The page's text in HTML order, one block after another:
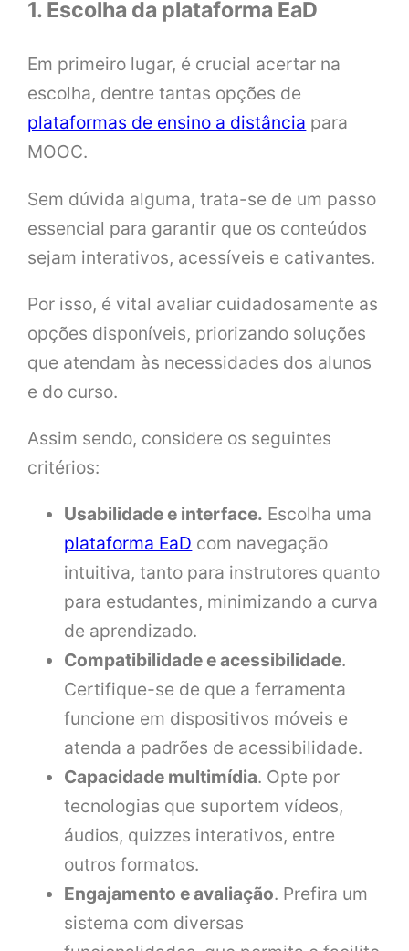
1. Escolha da plataforma EaD
Em primeiro lugar, é crucial acertar na
escolha, dentre tantas opções de
plataformas de ensino a distância para
MOOC.
Sem dúvida alguma, trata-se de um passo
essencial para garantir que os conteúdos
sejam interativos, acessíveis e cativantes.
Por isso, é vital avaliar cuidadosamente as
opções disponíveis, priorizando soluções
que atendam às necessidades dos alunos
e do curso.
Assim sendo, considere os seguintes
critérios:
Usabilidade e interface. Escolha uma
plataforma EaD com navegação
intuitiva, tanto para instrutores quanto
para estudantes, minimizando a curva
de aprendizado.
Compatibilidade e acessibilidade.
Certifique-se de que a ferramenta
funcione em dispositivos móveis e
atenda a padrões de acessibilidade.
Capacidade multimídia. Opte por
tecnologias que suportem vídeos,
áudios, quizzes interativos, entre
outros formatos.
Engajamento e avaliação. Prefira um
sistema com diversas